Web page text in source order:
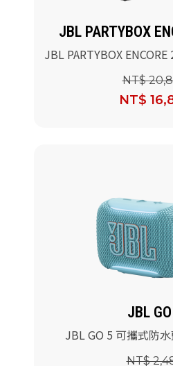
JBL PARTYBOX
JBL PARTYBOX
NT$
NT$
JBL
JBL GO 5 可攜式防
NT$